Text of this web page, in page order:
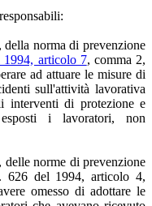
norma di prevenzione
1994, articolo 7, comma 2,
ad attuare le misure di
sull'attività lavorativa
interventi di protezione e
i lavoratori, non
norme di prevenzione
626 del 1994, articolo 4,
omesso di adottare le